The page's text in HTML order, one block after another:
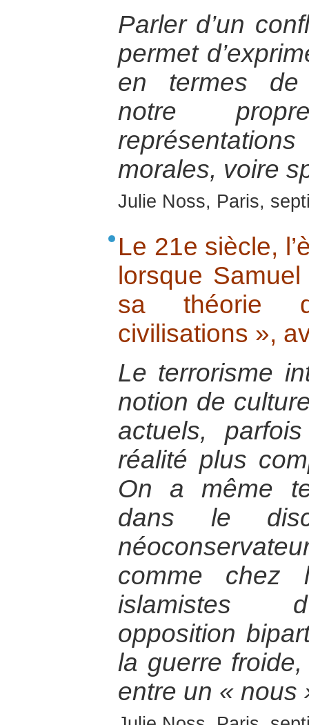
Parler d’un
permet
en termes de
notre
morales, voire
Julie Noss, Paris,
Le 21e siècle,
lorsque
sa théorie
civilisations »,
Le terrorisme
notion de
actuels,
réalité plus
On a même
dans le
comme chez
islamistes
opposition
la guerre
entre un « nous